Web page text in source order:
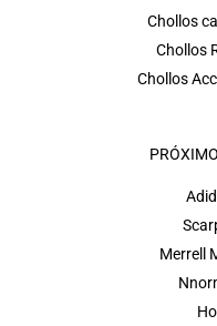
Chollos
Chollos
Chollos
Merrell